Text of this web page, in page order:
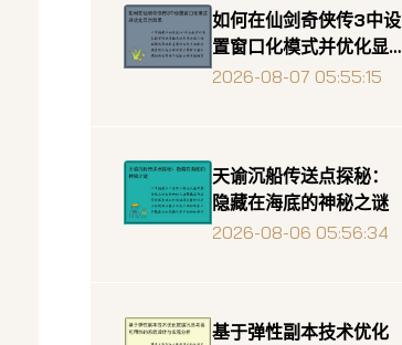
如何在仙剑奇侠传3中设
置窗口化模式并优化显
示效果
2026-08-07 05:55:15
天谕沉船传送点探秘：
隐藏在海底的神秘之谜
2026-08-06 05:56:34
基于弹性副本技术优化